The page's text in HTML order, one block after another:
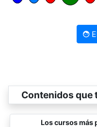
Contenidos que
Los cursos más